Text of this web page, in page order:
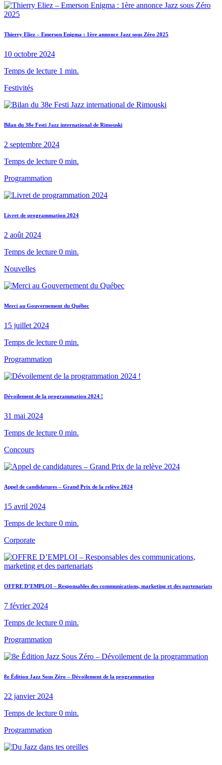
Thierry Eliez – Emerson Enigma : 1ère annonce Jazz sous Zéro 2025
10 octobre 2024
Temps de lecture 1 min.
Festivités
Bilan du 38e Festi Jazz international de Rimouski
2 septembre 2024
Temps de lecture 0 min.
Programmation
Livret de programmation 2024
2 août 2024
Temps de lecture 0 min.
Nouvelles
Merci au Gouvernement du Québec
15 juillet 2024
Temps de lecture 0 min.
Programmation
Dévoilement de la programmation 2024 !
31 mai 2024
Temps de lecture 0 min.
Concours
Appel de candidatures – Grand Prix de la relève 2024
15 avril 2024
Temps de lecture 0 min.
Corporate
OFFRE D’EMPLOI – Responsables des communications, marketing et des partenariats
7 février 2024
Temps de lecture 0 min.
Programmation
8e Édition Jazz Sous Zéro – Dévoilement de la programmation
22 janvier 2024
Temps de lecture 0 min.
Programmation